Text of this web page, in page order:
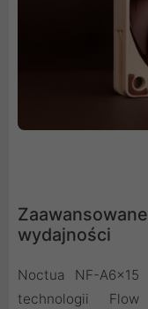
wydajności
Noctua NF-A6x15
technologii